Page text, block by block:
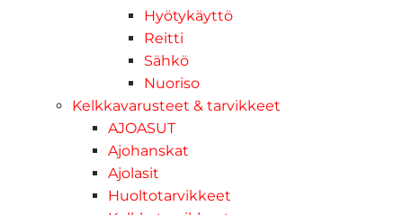
Hyötykäyttö
Reitti
Sähkö
Nuoriso
Kelkkavarusteet & tarvikkeet
AJOASUT
Ajohanskat
Ajolasit
Huoltotarvikkeet